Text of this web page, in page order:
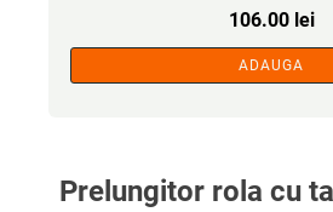
Prețul
inițial
a
106.00 lei
ADAUGA
Prelungitor rola cu